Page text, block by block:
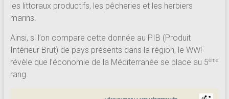
les littoraux productifs, les pêcheries et les herbiers
marins.
Ainsi, si l’on compare cette donnée au PIB (Produit
Intérieur Brut) de pays présents dans la région, le WWF
révèle que l’économie de la Méditerranée se place au 5ème
rang.